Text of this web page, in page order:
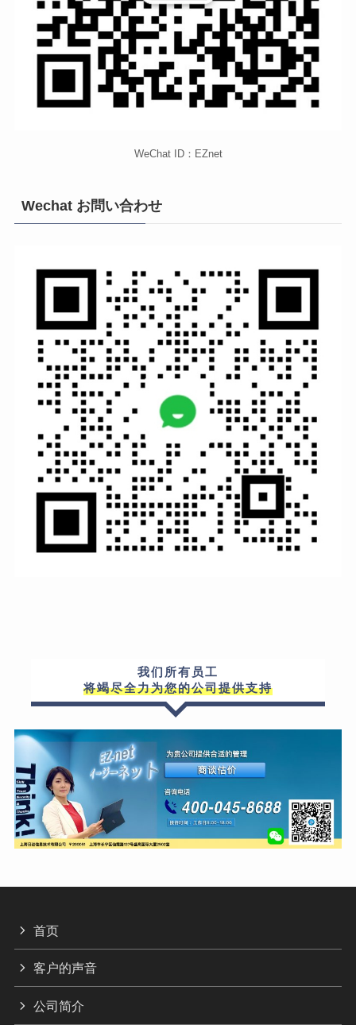
WeChat ID：EZnet
Wechat お問い合わせ
我们所有员工
将竭尽全力为您的公司提供支持
首页
客户的声音
公司简介